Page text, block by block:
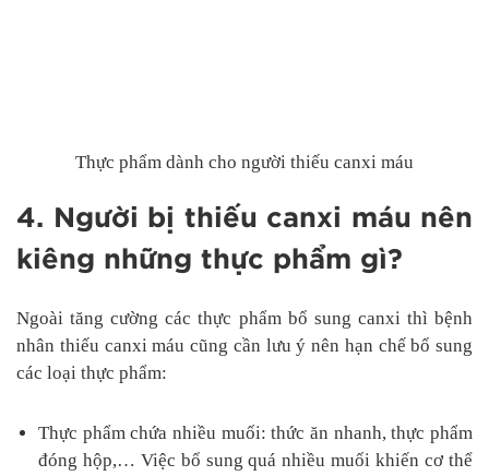
Thực phẩm dành cho người thiếu canxi máu
4. Người bị thiếu canxi máu nên
kiêng những thực phẩm gì?
Ngoài tăng cường các thực phẩm bổ sung canxi thì bệnh
nhân thiếu canxi máu cũng cần lưu ý nên hạn chế bổ sung
các loại thực phẩm:
Thực phẩm chứa nhiều muối: thức ăn nhanh, thực phẩm
đóng hộp,… Việc bổ sung quá nhiều muối khiến cơ thể